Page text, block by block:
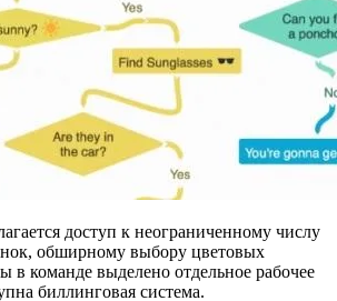
доступ к неограниченному числу
обширному выбору цветовых
в команде выделено отдельное рабочее
биллинговая система.